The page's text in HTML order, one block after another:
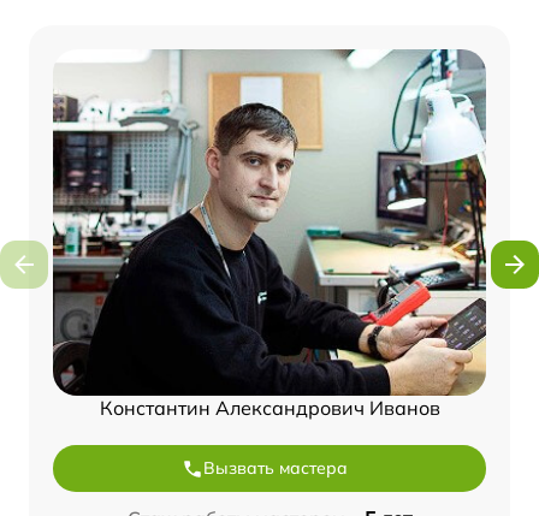
Константин Александрович Иванов
Вызвать мастера